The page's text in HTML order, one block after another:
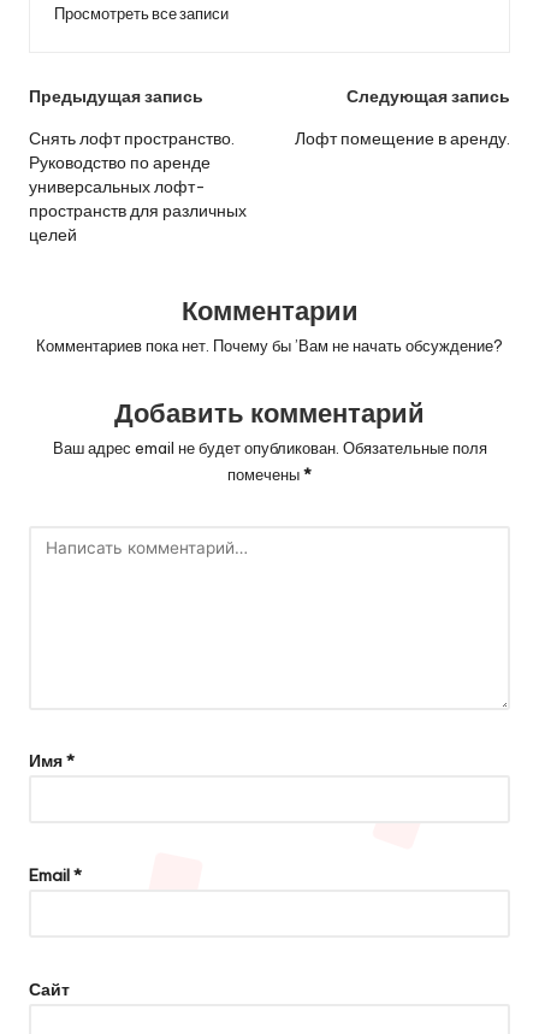
Просмотреть все записи
Навигация
по
записям
Предыдущая запись
Снять лофт пространство.
Руководство по аренде
универсальных лофт-
пространств для различных
целей
Следующая запись
Лофт помещение в аренду.
Комментарии
Комментариев пока нет. Почему бы ’Вам не начать обсуждение?
Добавить комментарий
Ваш адрес email не будет опубликован. Обязательные поля
помечены*
Имя*
Email*
Сайт